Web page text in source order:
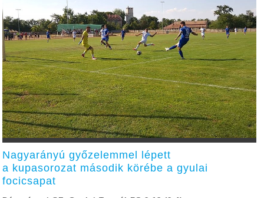
Nagyarányú győzelemmel lépett
a kupasorozat második körébe a gyulai
focicsapat